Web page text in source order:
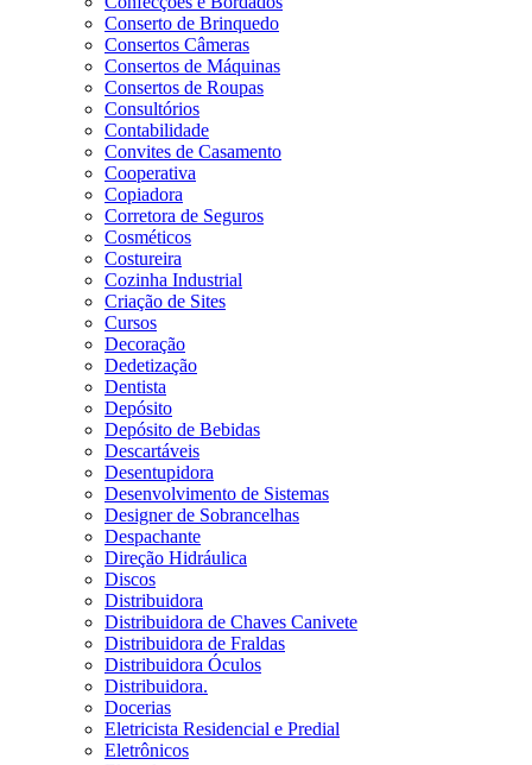
Conserto de Brinquedo
Consertos Câmeras
Consertos de Máquinas
Consertos de Roupas
Consultórios
Contabilidade
Convites de Casamento
Cooperativa
Copiadora
Corretora de Seguros
Cosméticos
Costureira
Cozinha Industrial
Criação de Sites
Cursos
Decoração
Dedetização
Dentista
Depósito
Depósito de Bebidas
Descartáveis
Desentupidora
Desenvolvimento de Sistemas
Designer de Sobrancelhas
Despachante
Direção Hidráulica
Discos
Distribuidora
Distribuidora de Chaves Canivete
Distribuidora de Fraldas
Distribuidora Óculos
Distribuidora.
Docerias
Eletricista Residencial e Predial
Eletrônicos